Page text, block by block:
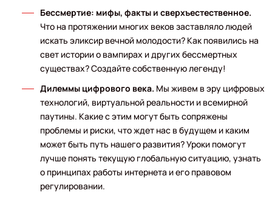
Бессмертие: мифы, факты и сверхъестественное.
Что на протяжении многих веков заставляло людей
искать эликсир вечной молодости? Как появились на
свет истории о вампирах и других бессмертных
существах? Создайте собственную легенду!
Дилеммы цифрового века. Мы живем в эру цифровых
технологий, виртуальной реальности и всемирной
паутины. Какие с этим могут быть сопряжены
проблемы и риски, что ждет нас в будущем и каким
может быть путь нашего развития? Уроки помогут
лучше понять текущую глобальную ситуацию, узнать
о принципах работы интернета и его правовом
регулировании.